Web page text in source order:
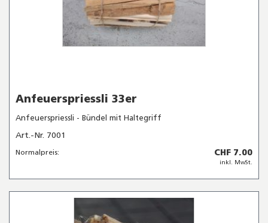
Anfeuerspriessli 33er
Anfeuerspriessli - Bündel mit Haltegriff
Art.-Nr. 7001
Normalpreis: CHF 7.00
inkl. MwSt.